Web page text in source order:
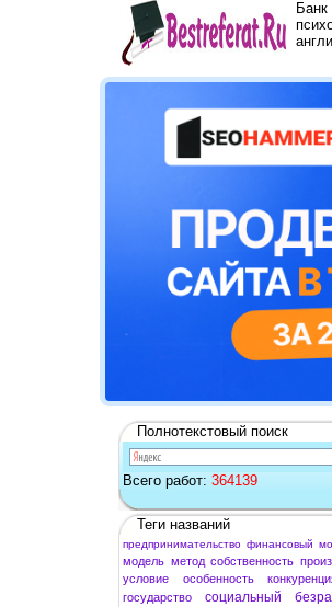
Полнотекстовый поиск
Всего работ: 364139
Теги названий
предпринимательство финансовый
модель метод собственность
условие
особенность
государство
социальный